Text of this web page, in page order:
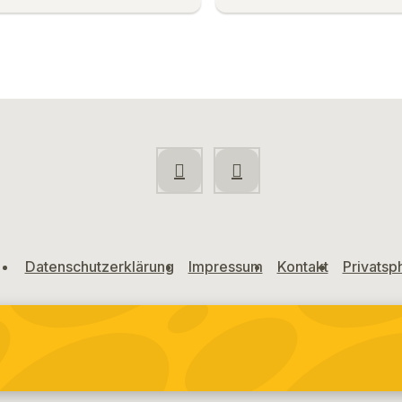
Datenschutzerklärung Impressum Kontakt